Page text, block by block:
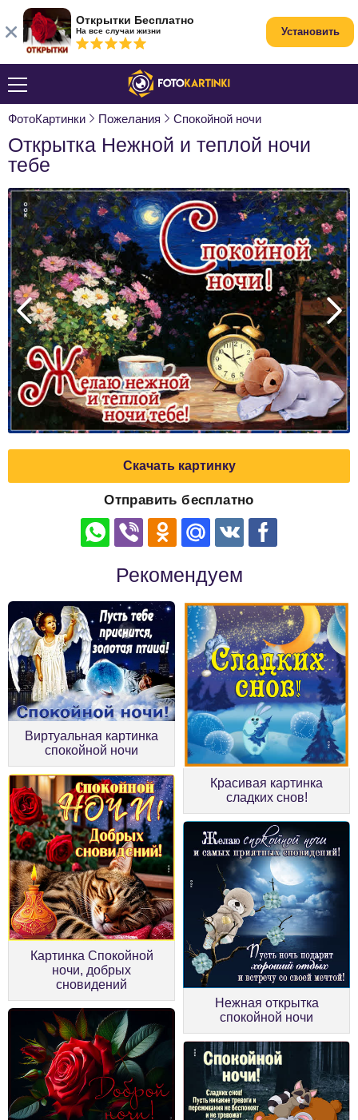
ФотоКартинки Пожелания Спокойной ночи
Открытка Нежной и теплой ночи
тебе
Скачать картинку
Отправить бесплатно
Рекомендуем
Виртуальная картинка
спокойной ночи
Красивая картинка
сладких снов!
Картинка Спокойной
ночи, добрых
сновидений
Нежная открытка
спокойной ночи
Открытки Бесплатно
На все случаи жизни Установить